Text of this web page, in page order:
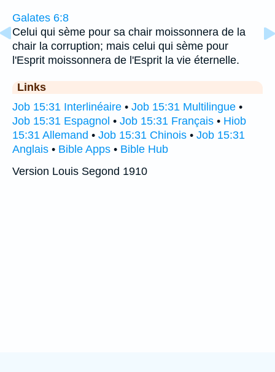
Galates 6:8
Celui qui sème pour sa chair moissonnera de la
chair la corruption; mais celui qui sème pour
l'Esprit moissonnera de l'Esprit la vie éternelle.
Links
Job 15:31 Interlinéaire • Job 15:31 Multilingue •
Job 15:31 Espagnol • Job 15:31 Français • Hiob
15:31 Allemand • Job 15:31 Chinois • Job 15:31
Anglais • Bible Apps • Bible Hub
Version Louis Segond 1910